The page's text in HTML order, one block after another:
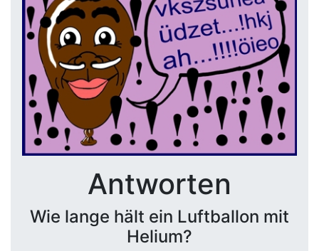
Antworten
Wie lange hält ein Luftballon mit
Helium?